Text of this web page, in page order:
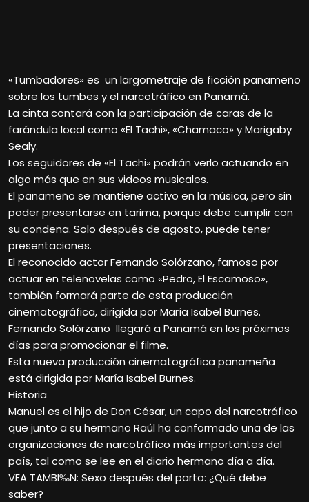
«Tumbadores» es un largometraje de ficción panameño
sobre los tumbes y el narcotráfico en Panamá.
La cinta contará con la participación de caras de la
farándula local como «El Tachi», «Chamaco» y Marigaby
Sealy.
Los seguidores de «El Tachi» podrán verlo actuando en
algo más que en sus videos musicales.
El panameño se mantiene activo en la música, pero sin
poder presentarse en tarima, porque debe cumplir con
su condena. Solo después de agosto, puede tener
presentaciones.
El reconocido actor Fernando Solórzano, famoso por
actuar en telenovelas como «Pedro, El Escamoso»,
también formará parte de esta producción
cinematográfica, dirigida por María Isabel Burnes.
Fernando Solórzano llegará a Panamá en los próximos
días para promocionar el filme.
Esta nueva producción cinematográfica panameña
está dirigida por María Isabel Burnes.
Historia
Manuel es el hijo de Don César, un capo del narcotráfico
que junto a su hermano Raúl ha conformado una de las
organizaciones de narcotráfico más importantes del
país, tal como se lee en el diario hermano día a día.
VEA TAMBI‰N: Sexo después del parto: ¿Qué debe
saber?